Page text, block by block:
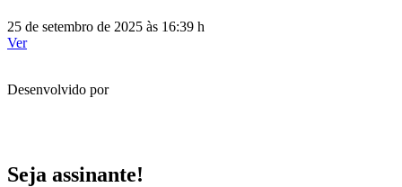
25 de setembro de 2025 às 16:39 h
Ver
Desenvolvido por
Seja assinante!